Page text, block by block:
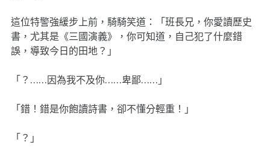
這位特警強緩步上前，騎騎笑道：「班長兄，你愛讀歷史
書，尤其是《三國演義》，你可知道，自己犯了什麼錯
誤，導致今日的田地？」
「？……因為我不及你……卑鄙……」
「錯！錯是你飽讀詩書，卻不懂分輕重！」
「？」